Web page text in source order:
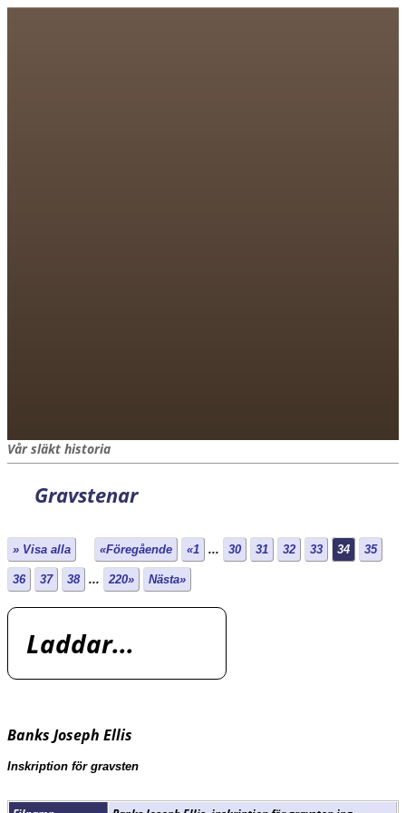
Vår släkt historia
Gravstenar
» Visa alla «Föregående «1 ... 30 31 32 33 34 35
36 37 38 ... 220» Nästa»
Laddar...
Banks Joseph Ellis
Inskription för gravsten